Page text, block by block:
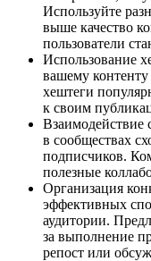
Используйте
выше качество
пользователи
Использование
вашему
хештеги
к своим
Взаимодействие
в сообществах
подписчиков.
полезные
Организация
эффективных
аудитории.
за выполнение
репост или